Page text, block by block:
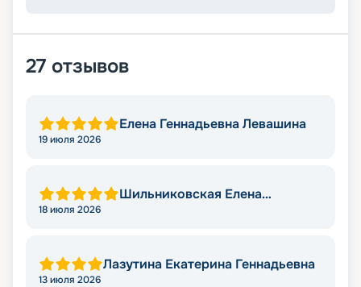
27 отзывов
Елена Геннадьевна Левашина
19 июля 2026
Шильниковская Елена
18 июля 2026
Лазутина Екатерина Геннадьевна
13 июля 2026